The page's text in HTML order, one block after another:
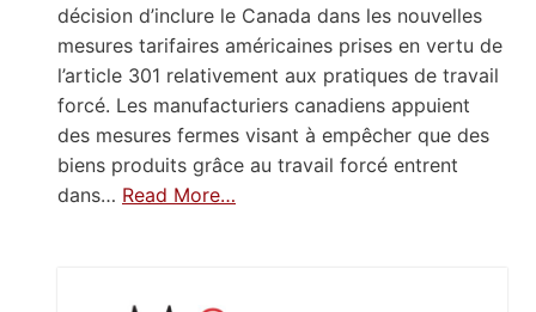
décision d’inclure le Canada dans les nouvelles
mesures tarifaires américaines prises en vertu de
l’article 301 relativement aux pratiques de travail
forcé. Les manufacturiers canadiens appuient
des mesures fermes visant à empêcher que des
biens produits grâce au travail forcé entrent
dans… Read More…